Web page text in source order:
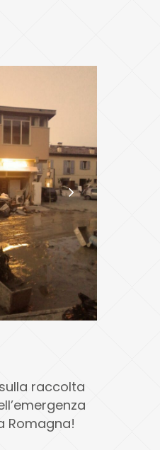
raccolta
Romagna!